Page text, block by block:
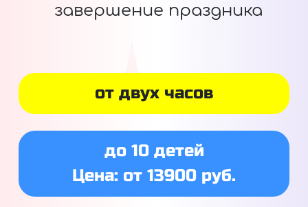
завершение праздника
от двух часов
до 10 детей
Цена: от 13900 руб.